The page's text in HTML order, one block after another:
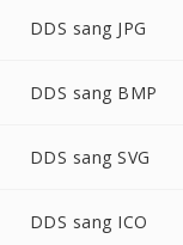
DDS sang JPG
DDS sang BMP
DDS sang SVG
DDS sang ICO